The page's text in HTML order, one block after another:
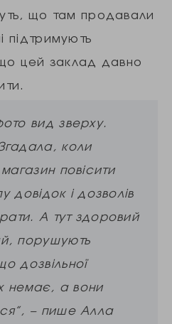
що там продавали
підтримують
цей заклад давно
вид зверху.
коли
повісити
довідок і дозволів
А тут здоровий
порушують
дозвільної
немає, а вони
– пише Алла